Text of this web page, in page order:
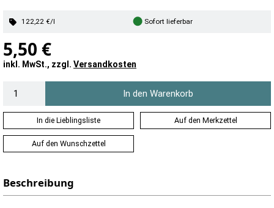
122,22 €/l ● Sofort lieferbar
5,50 €
inkl. MwSt., zzgl. Versandkosten
In den Warenkorb
In die Lieblingsliste Auf den Merkzettel
Auf den Wunschzettel
Beschreibung